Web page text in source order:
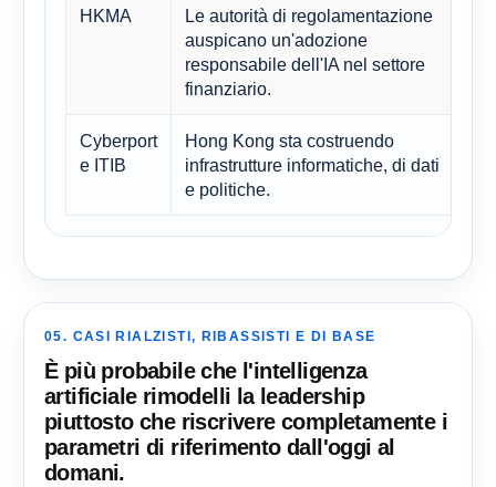
HKMA
Le autorità di regolamentazione
auspicano un'adozione
responsabile dell'IA nel settore
finanziario.
Cyberport
e ITIB
Hong Kong sta costruendo
infrastrutture informatiche, di dati
e politiche.
05. CASI RIALZISTI, RIBASSISTI E DI BASE
È più probabile che l'intelligenza
artificiale rimodelli la leadership
piuttosto che riscrivere completamente i
parametri di riferimento dall'oggi al
domani.